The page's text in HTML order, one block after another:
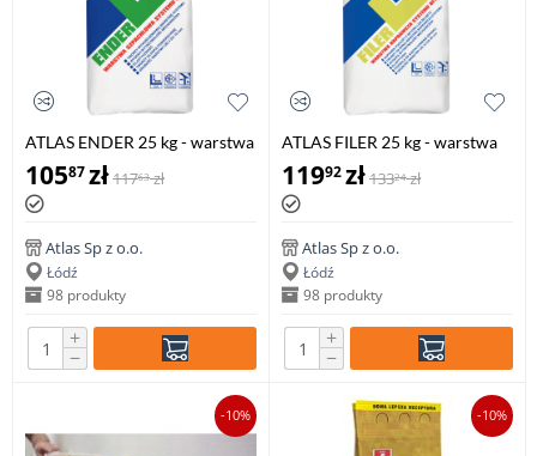
ATLAS ENDER 25 kg - warstwa
szpachlowa systemu BETONER
10587zł11763 zł
Atlas Sp z o.o.
Łódź
98 produkty
+
−
ATLAS FILER 25 kg - warstwa
naprawcza systemu BETONER
11992zł13324 zł
Atlas Sp z o.o.
Łódź
98 produkty
+
−
-10% -10%